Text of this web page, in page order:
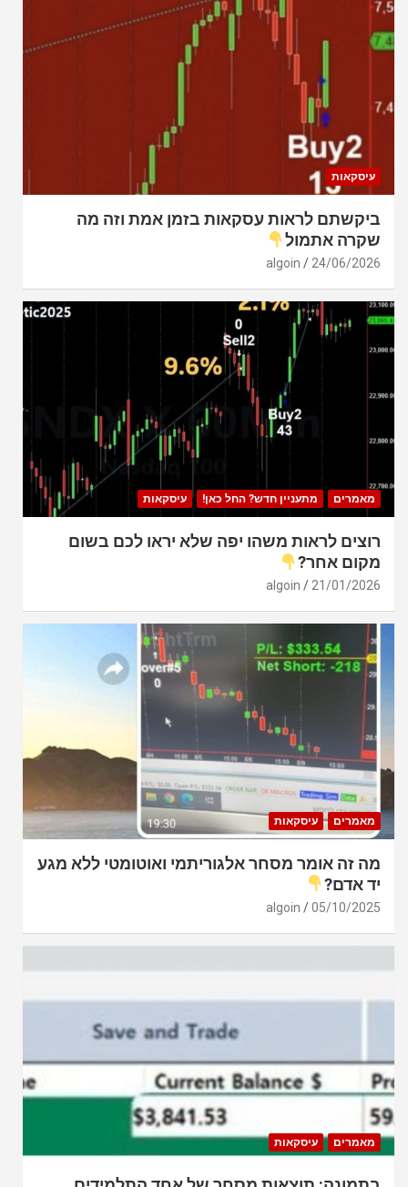
עיסקאות
ביקשתם לראות עסקאות בזמן אמת וזה מה
שקרה אתמול
24/06/2026
algoin
מאמרים מתעניין חדש? החל כאן! עיסקאות
רוצים לראות משהו יפה שלא יראו לכם בשום
מקום אחר?
21/01/2026
algoin
מאמרים עיסקאות
מה זה אומר מסחר אלגוריתמי ואוטומטי ללא מגע
יד אדם?
05/10/2025
algoin
מאמרים עיסקאות